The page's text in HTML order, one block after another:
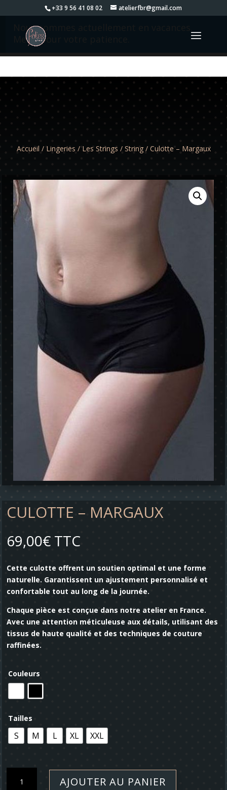
+33 9 56 41 08 02 atelierfbr@gmail.com
Nous sommes actuellement en vacances.
Merci pour votre patience.
Accueil / Lingeries / Les Strings / String/ Culotte – Margaux
CULOTTE – MARGAUX
69,00€ TTC
Cette culotte offrent un soutien optimal et une forme
naturelle. Garantissent un ajustement personnalisé et
confortable tout au long de la journée.
Chaque pièce est conçue dans notre atelier en France.
Avec une attention méticuleuse aux détails, utilisant des
tissus de haute qualité et des techniques de couture
raffinées.
Couleurs
Tailles
S M L XL XXL
AJOUTER AU PANIER